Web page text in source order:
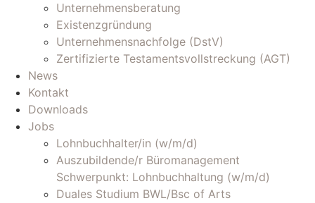
Unternehmensberatung
Existenzgründung
Unternehmensnachfolge (DstV)
Zertifizierte Testamentsvollstreckung (AGT)
News
Kontakt
Downloads
Jobs
Lohnbuchhalter/in (w/m/d)
Auszubildende/r Büromanagement
Schwerpunkt: Lohnbuchhaltung (w/m/d)
Duales Studium BWL/Bsc of Arts